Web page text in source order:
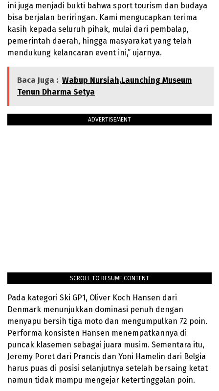
ini juga menjadi bukti bahwa sport tourism dan budaya
bisa berjalan beriringan. Kami mengucapkan terima
kasih kepada seluruh pihak, mulai dari pembalap,
pemerintah daerah, hingga masyarakat yang telah
mendukung kelancaran event ini,” ujarnya.
Baca Juga : Wabup Nursiah,Launching Museum
Tenun Dharma Setya
ADVERTISEMENT
SCROLL TO RESUME CONTENT
Pada kategori Ski GP1, Oliver Koch Hansen dari
Denmark menunjukkan dominasi penuh dengan
menyapu bersih tiga moto dan mengumpulkan 72 poin.
Performa konsisten Hansen menempatkannya di
puncak klasemen sebagai juara musim. Sementara itu,
Jeremy Poret dari Prancis dan Yoni Hamelin dari Belgia
harus puas di posisi selanjutnya setelah bersaing ketat
namun tidak mampu mengejar ketertinggalan poin.